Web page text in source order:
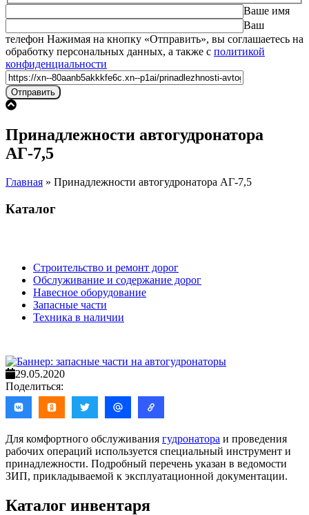
Ваше имя
Ваш
телефон Оставьте это поле пустым.
Нажимая на кнопку «Отправить», вы соглашаетесь на
обработку персональных данных, а также с политикой
конфиденциальности
Принадлежности автогудронатора
АГ-7,5
Главная » Принадлежности автогудронатора АГ-7,5
Каталог
Строительство и ремонт дорог
Обслуживание и содержание дорог
Навесное оборудование
Запасные части
Техника в наличии
29.05.2020
Поделиться:
Для комфортного обслуживания гудронатора и проведения
рабочих операций используется специальный инструмент и
принадлежности. Подробный перечень указан в ведомости
ЗИП, прикладываемой к эксплуатационной документации.
Каталог инвентаря